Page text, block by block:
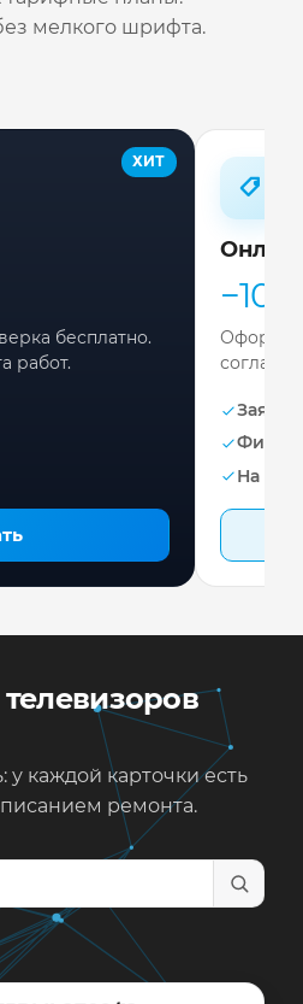
мелкого шрифта.
ХИТ
бесплатно.
работ.
−10%
Заявка
На
каждой карточки есть
ремонта.